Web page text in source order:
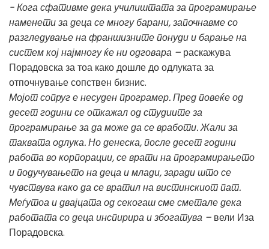
- Кога сфативме дека училиштата за програмирање
наменети за деца се многу барани, започнавме со
разгледување на франшизните понуди и барање на
систем кој најмногу ќе ни одговара – раскажува
Порадовска за тоа како дошле до одлуката за
отпочнување сопствен бизнис.
Мојот сопруг е несуден програмер. Пред повеќе од
десет години се откажал од студиите за
програмирање за да може да се вработи. Жали за
таквата одлука. Но денеска, после десет години
работа во корпорации, се врати на програмирањето
и подучувањето на деца и млади, заради што се
чувствува како да се вратил на вистинскиот пат.
Меѓутоа и двајцата од секогаш сме сметале дека
работата со деца инспирира и збогатува – вели Иза
Порадовска.